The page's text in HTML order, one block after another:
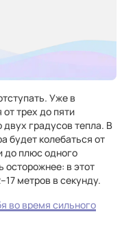
Уже в
трех до пяти
градусов тепла. В
будет колебаться от
до плюс одного
осторожнее: в этот
метров в секунду.
во время сильного